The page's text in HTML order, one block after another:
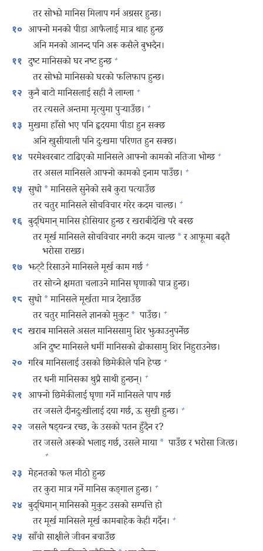
तर सोझो मानिस मिलाप गर्न अग्रसर हुन्छ।
१० आफ्नो मनको पीडा आफैलाई मात्र थाह हुन्छ
अनि मनको आनन्द पनि अरू कसैले बुझ्दैन।
११ दुष्ट मानिसको घर नष्ट हुन्छ +
तर सोझो मानिसको घरको फलिफाप हुन्छ।
१२ कुनै बाटो मानिसलाई सही नै लाग्ला +
तर त्यसले अन्तमा मृत्युमा पुऱ्‍याउँछ। +
१३ मुखमा हाँसो भए पनि हृदयमा पीडा हुन सक्छ
अनि खुसीयाली पनि दुःखमा परिणत हुन सक्छ।
१४ परमेश्‍वरबाट टाढिएको मानिसले आफ्नो कामको नतिजा भोग्छ +
तर असल मानिसले आफ्नो कामको इनाम पाउँछ। +
१५ सुधो *मानिसले सुनेको सबै कुरा पत्याउँछ
तर चतुर मानिसले सोचविचार गरेर कदम चाल्छ। +
१६ बुद्धिमान्‌ मानिस होसियार हुन्छ र खराबीदेखि परै बस्छ
तर मूर्ख मानिसले सोचविचार नगरी कदम चाल्छ *र आफूमा बढ्‌तै
भरोसा राख्छ।
१७ झट्टै रिसाउने मानिसले मूर्ख काम गर्छ +
तर सोच्ने क्षमता चलाउने मानिस घृणाको पात्र हुन्छ।
१८ सुधो *मानिसले मूर्खता मात्र देखाउँछ
तर चतुर मानिसले ज्ञानको मुकुट * पाउँछ। +
१९ खराब मानिसले असल मानिससामु शिर झुकाउनुपर्नेछ
अनि दुष्ट मानिसले धर्मी मानिसको ढोकासामु शिर निहुराउनेछ।
२० गरिब मानिसलाई उसको छिमेकीले पनि हेप्छ +
तर धनी मानिसका थुप्रै साथी हुन्छन्‌। +
२१ आफ्नो छिमेकीलाई घृणा गर्ने मानिसले पाप गर्छ
तर जसले दीनदुःखीलाई दया गर्छ, ऊ सुखी हुन्छ। +
२२ जसले षड्‌यन्त्र रच्छ, के उसको पतन हुँदैन र?
तर जसले अरूको भलाइ गर्छ, उसले माया * पाउँछ र भरोसा जित्छ।
+
२३ मेहनतको फल मीठो हुन्छ
तर कुरा मात्र गर्ने मानिस कङ्‌गाल हुन्छ। +
२४ बुद्धिमान्‌ मानिसको मुकुट उसको सम्पत्ति हो
तर मूर्ख मानिसले मूर्ख कामबाहेक केही गर्दैन। +
२५ साँचो साक्षीले जीवन बचाउँछ